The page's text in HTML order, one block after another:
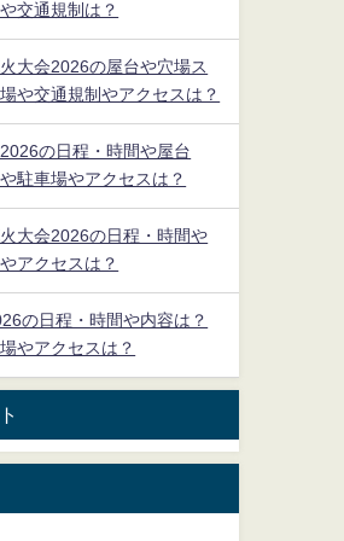
交通規制は？
大会2026の屋台や穴場ス
や交通規制やアクセスは？
の日程・時間や屋台
駐車場やアクセスは？
大会2026の日程・時間や
アクセスは？
の日程・時間や内容は？
やアクセスは？